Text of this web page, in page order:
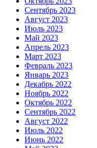
Сентябрь 2023
Август 2023
Июль 2023
Май 2023
Апрель 2023
Март 2023
Февраль 2023
Январь 2023
Декабрь 2022
Ноябрь 2022
Октябрь 2022
Сентябрь 2022
Август 2022
Июль 2022
Июнь 2022